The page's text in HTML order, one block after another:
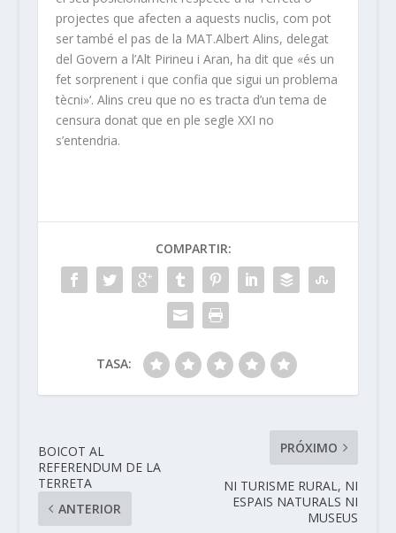
projectes que afecten a aquests nuclis, com pot
ser també el pas de la MAT.Albert Alins, delegat
del Govern a l’Alt Pirineu i Aran, ha dit que «és un
fet sorprenent i que confia que sigui un problema
tècni»‘. Alins creu que no es tracta d’un tema de
censura donat que en ple segle XXI no
s’entendria.
COMPARTIR:
TASA:
BOICOT AL
REFERENDUM DE LA
TERRETA
ANTERIOR
PRÓXIMO
NI TURISME RURAL, NI
ESPAIS NATURALS NI
MUSEUS